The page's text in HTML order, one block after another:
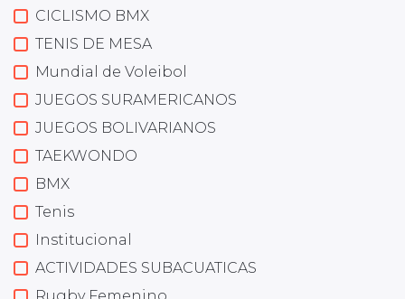
CICLISMO BMX
TENIS DE MESA
Mundial de Voleibol
JUEGOS SURAMERICANOS
JUEGOS BOLIVARIANOS
TAEKWONDO
BMX
Tenis
Institucional
ACTIVIDADES SUBACUATICAS